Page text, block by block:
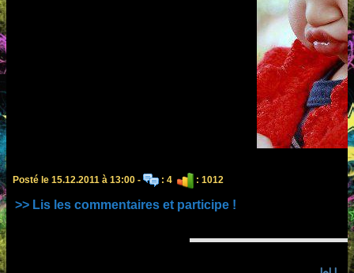
Posté le 15.12.2011 à 13:00 - : 4 : 1012
>> Lis les commentaires et participe !